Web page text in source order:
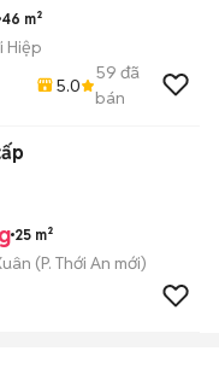
46 m²
Hiệp
5.0
59 đã
bán
25 m²
(P. Thới An mới)